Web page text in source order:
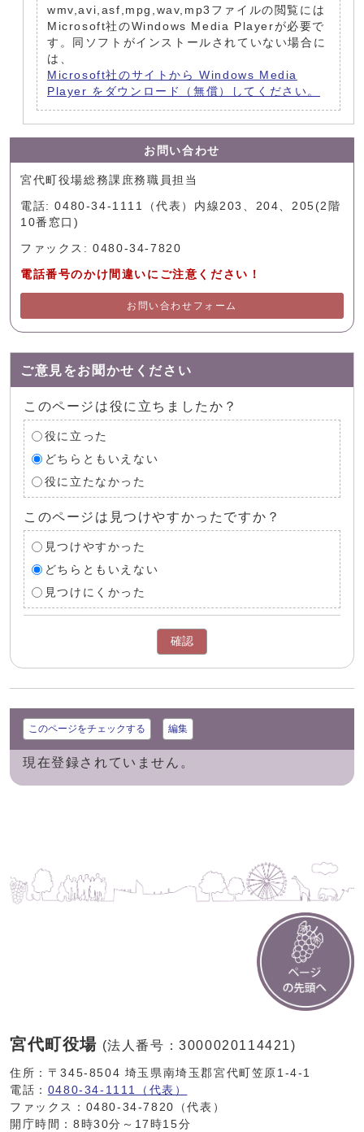
wmv,avi,asf,mpg,wav,mp3ファイルの閲覧には
Microsoft社のWindows Media Playerが必要で
す。同ソフトがインストールされていない場合に
は、
Microsoft社のサイトから Windows Media
Player をダウンロード（無償）してください。
お問い合わせ
宮代町役場総務課庶務職員担当
電話: 0480-34-1111（代表）内線203、204、205(2階
10番窓口)
ファックス: 0480-34-7820
電話番号のかけ間違いにご注意ください！
お問い合わせフォーム
ご意見をお聞かせください
このページは役に立ちましたか？
役に立った
どちらともいえない
役に立たなかった
このページは見つけやすかったですか？
見つけやすかった
どちらともいえない
見つけにくかった
確認
このページをチェックする 編集
現在登録されていません。
宮代町役場 (法人番号：3000020114421)
住所：〒345-8504 埼玉県南埼玉郡宮代町笠原1-4-1
電話： 0480-34-1111（代表）
ファックス：0480-34-7820（代表）
開庁時間：8時30分～17時15分